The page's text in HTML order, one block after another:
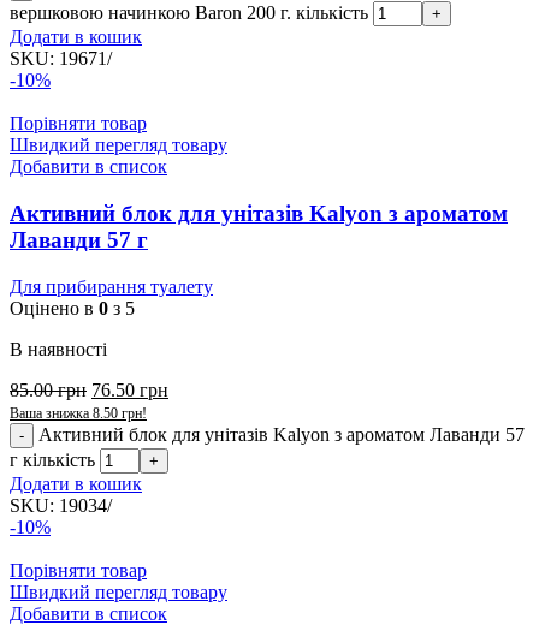
вершковою начинкою Baron 200 г. кількість
Додати в кошик
SKU: 19671/
-10%
Порівняти товар
Швидкий перегляд товару
Добавити в список
Активний блок для унітазів Kalyon з ароматом
Лаванди 57 г
Для прибирання туалету
Оцінено в 0 з 5
В наявності
85.00грн 76.50 грн
Ваша знижка 8.50 грн!
Активний блок для унітазів Kalyon з ароматом Лаванди 57
г кількість
Додати в кошик
SKU: 19034/
-10%
Порівняти товар
Швидкий перегляд товару
Добавити в список